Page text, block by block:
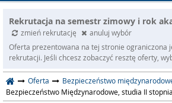
Rekrutacja na semestr zimowy i rok
zmień rekrutację
anuluj wybór
Oferta prezentowana na tej stronie ograniczona
rekrutacji. Jeśli chcesz zobaczyć resztę oferty,
Oferta Bezpieczeństwo
Bezpieczeństwo Międzynarodowe, studia II